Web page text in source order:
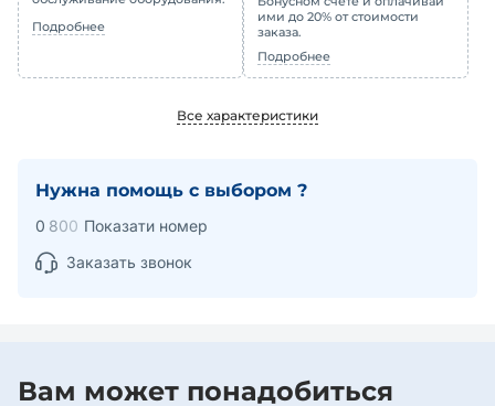
Подробнее
ими до 20% от стоимости
заказа.
Подробнее
Все характеристики
Нужна помощь с выбором ?
0 800 Показати номер
Заказать звонок
Вам может понадобиться